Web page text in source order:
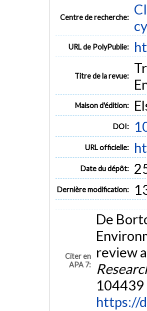
Centre de recherche:
URL de PolyPublie:
Titre de la revue:
Maison d'édition:
DOI:
URL officielle:
Date du dépôt:
Dernière modification:
Citer en
APA 7:
De
review
104439
https://